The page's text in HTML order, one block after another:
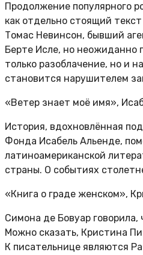
Продолжение популярного
как отдельно стоящий
Томас Невинсон, бывший
Берте Исле, но неожиданно
только разоблачение, но и
становится нарушителем
«Ветер знает моё имя»,
История, вдохновлённая
Фонда Исабель Альенде,
латиноамериканской
страны. О событиях
«Книга о граде женском»,
Симона де Бовуар
Можно сказать, Кристина
К писательнице являются